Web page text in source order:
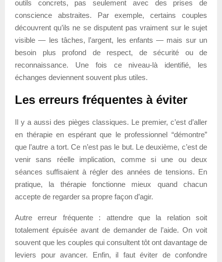
outils concrets, pas seulement avec des prises de
conscience abstraites. Par exemple, certains couples
découvrent qu’ils ne se disputent pas vraiment sur le sujet
visible — les tâches, l’argent, les enfants — mais sur un
besoin plus profond de respect, de sécurité ou de
reconnaissance. Une fois ce niveau-là identifié, les
échanges deviennent souvent plus utiles.
Les erreurs fréquentes à éviter
Il y a aussi des pièges classiques. Le premier, c’est d’aller
en thérapie en espérant que le professionnel “démontre”
que l’autre a tort. Ce n’est pas le but. Le deuxième, c’est de
venir sans réelle implication, comme si une ou deux
séances suffisaient à régler des années de tensions. En
pratique, la thérapie fonctionne mieux quand chacun
accepte de regarder sa propre façon d’agir.
Autre erreur fréquente : attendre que la relation soit
totalement épuisée avant de demander de l’aide. On voit
souvent que les couples qui consultent tôt ont davantage de
leviers pour avancer. Enfin, il faut éviter de confondre